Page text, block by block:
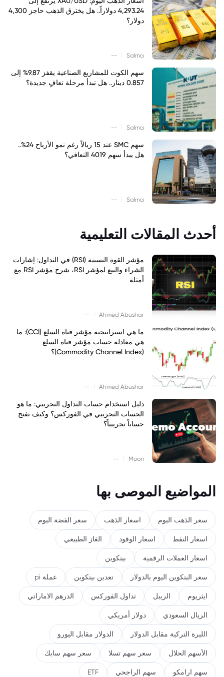
4,293.24 دولاراً.. هل يخترق الذهب حاجز 4,300
دولار؟
Salma
--
سهم الكوت للمشاريع الصناعية يقفز 9.87% إلى
0.857 دينار.. هل تبدأ مرحلة تعافٍ جديدة؟
Salma
--
سهم SMC عند 15 ريالاً رغم نمو الأرباح 24%..
هل يبدأ سهم 4019 التعافي؟
Salma
--
أحدث المقالات التعليمية
مؤشر القوة النسبية (RSI) في التداول: إشارات
الشراء والبيع لمؤشر RSI، شرح مؤشر RSI مع
أمثلة
Ahmed Abushar
--
ما هي استراتيجية مؤشر قناة السلع (CCI): ما
هي معادلة حساب مؤشر قناة السلع
(Commodity Channel Index)؟
Ahmed Abushar
--
دليل استخدام حساب التداول التجريبي: ما هو
الحساب التجريبي في الفوركس؟ وكيف تفتح
حساباً تجريبياً؟
Moon
--
المواضيع الموصى بها
سعر الذهب اليوم اسعار الذهب سعر الفضة اليوم
اسعار النفط اسعار الوقود الغاز الطبيعي
اسعار العملات الرقمية بيتكوين
سعر البتكوين اليوم بالدولار تعدين بيتكوين عملة pi
ايثريوم الريبل تداول الفوركس الدرهم الاماراتي
الريال السعودي دولار أمريكي
الليرة التركية مقابل الدولار الدولار مقابل اليورو
الأسهم الحلال سعر سهم تسلا سعر سهم سابك
سهم ارامكو سهم الراجحي ETF